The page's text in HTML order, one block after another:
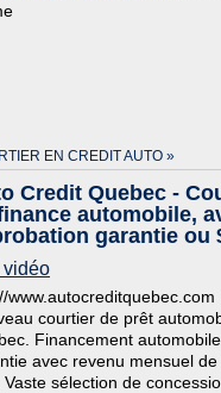
EN CREDIT AUTO »
Credit Quebec -
automobile,
garantie ou
vidéo
www.autocreditquebec.com
courtier de prêt
Financement automobile
avec revenu mensuel de
Vaste sélection de